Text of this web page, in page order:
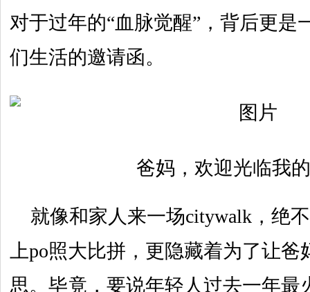
对于过年的“血脉觉醒”，背后更是
们生活的邀请函。
爸妈，欢迎光临我
就像和家人来一场citywalk，绝
上po照大比拼，更隐藏着为了让爸
思。毕竟，要说年轻人过去一年最